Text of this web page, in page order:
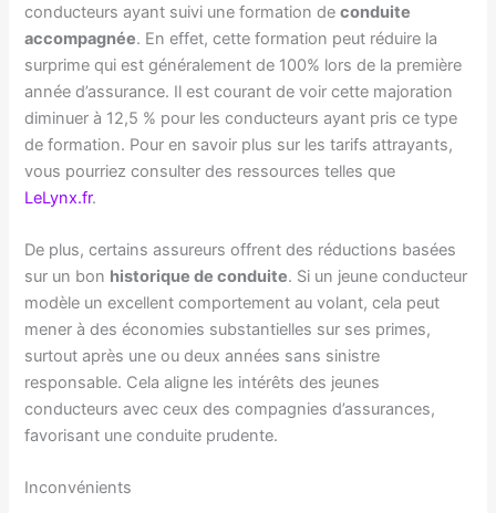
conducteurs ayant suivi une formation deconduite
accompagnée. En effet, cette formation peut réduire la
surprime qui est généralement de 100% lors de la première
année d’assurance. Il est courant de voir cette majoration
diminuer à 12,5 % pour les conducteurs ayant pris ce type
de formation. Pour en savoir plus sur les tarifs attrayants,
vous pourriez consulter des ressources telles que
LeLynx.fr.
De plus, certains assureurs offrent des réductions basées
sur un bon historique de conduite. Si un jeune conducteur
modèle un excellent comportement au volant, cela peut
mener à des économies substantielles sur ses primes,
surtout après une ou deux années sans sinistre
responsable. Cela aligne les intérêts des jeunes
conducteurs avec ceux des compagnies d’assurances,
favorisant une conduite prudente.
Inconvénients